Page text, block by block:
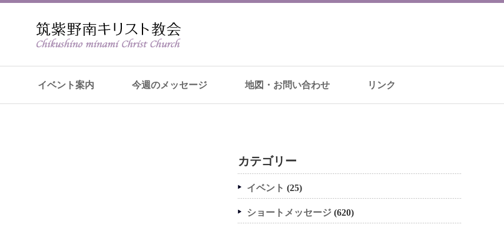
イベント案内 今週のメッセージ 地図・お問い合わせ リンク
カテゴリー
イベント (25)
ショートメッセージ (620)